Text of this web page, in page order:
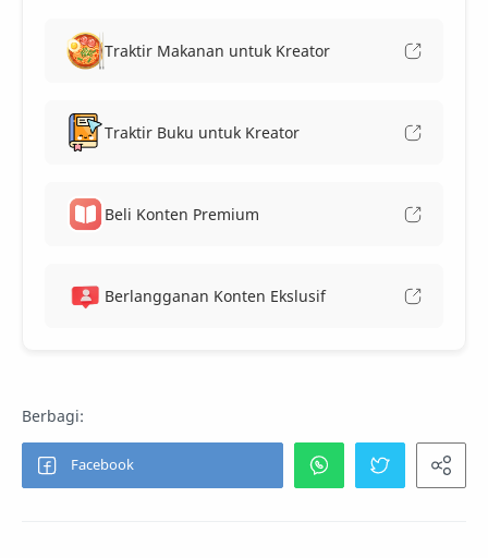
Traktir Makanan untuk Kreator
Traktir Buku untuk Kreator
Beli Konten Premium
Berlangganan Konten Ekslusif